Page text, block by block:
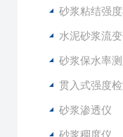
砂浆粘结强
水泥砂浆流
砂浆保水率
贯入式强度
砂浆渗透仪
砂浆稠度仪